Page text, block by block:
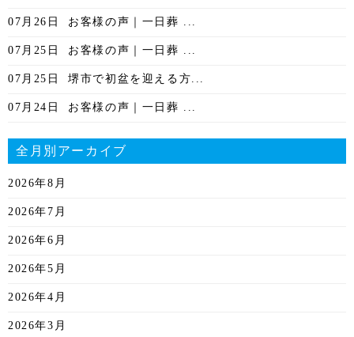
07月26日 お客様の声｜一日葬 ...
07月25日 お客様の声｜一日葬 ...
07月25日 堺市で初盆を迎える方...
07月24日 お客様の声｜一日葬 ...
全月別アーカイブ
2026年8月
2026年7月
2026年6月
2026年5月
2026年4月
2026年3月